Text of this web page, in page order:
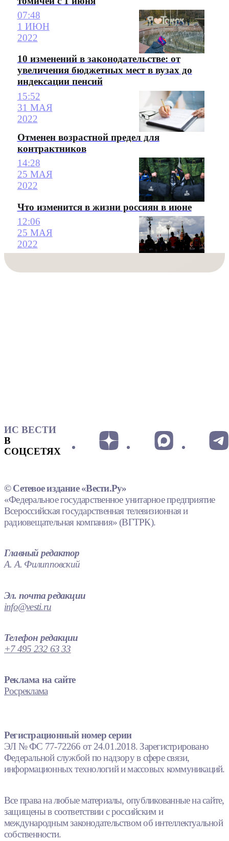
07:48
1 ИЮН
2022
10 изменений в законодательстве: от
увеличения бюджетных мест в вузах до
индексации пенсий
15:52
31 МАЯ
2022
Отменен возрастной предел для
контрактников
14:28
25 МАЯ
2022
Что изменится в жизни россиян в июне
12:06
25 МАЯ
2022
ИС ВЕСТИ
В
СОЦСЕТЯХ
© Сетевое издание «Вести.Ру»
«Федеральное государственное унитарное предприятие
Всероссийская государственная телевизионная и
радиовещательная компания» (ВГТРК).
Главный редактор
А. А. Филипповский
Эл. почта редакции
info@vesti.ru
Телефон редакции
+7 495 232 63 33
Реклама на сайте
Росреклама
Регистрационный номер серии
ЭЛ № ФС 77-72266 от 24.01.2018. Зарегистрировано
Федеральной службой по надзору в сфере связи,
информационных технологий и массовых коммуникаций.
Все права на любые материалы, опубликованные на сайте,
защищены в соответствии с российским и
международным законодательством об интеллектуальной
собственности.